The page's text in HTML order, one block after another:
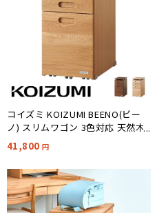
コイズミ KOIZUMI BEENO(ビー
ノ) スリムワゴン 3色対応 天然木
使用／完成品
41,800 円